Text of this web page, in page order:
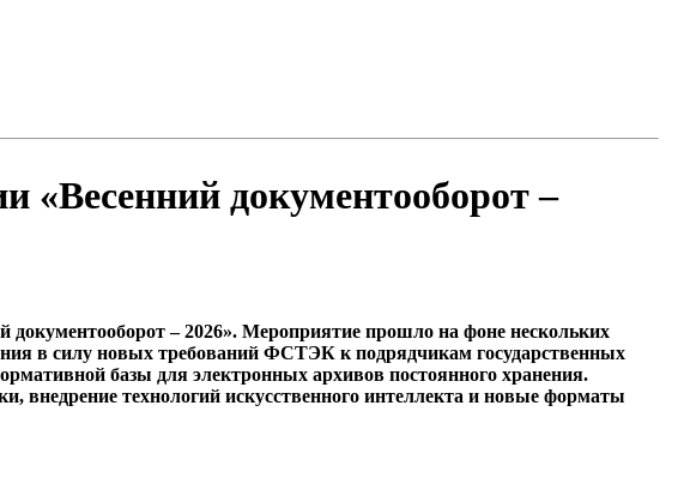
«Весенний документооборот –
– 2026». Мероприятие прошло на фоне нескольких
в силу новых требований ФСТЭК к подрядчикам государственных
базы для электронных архивов постоянного хранения.
внедрение технологий искусственного интеллекта и новые форматы